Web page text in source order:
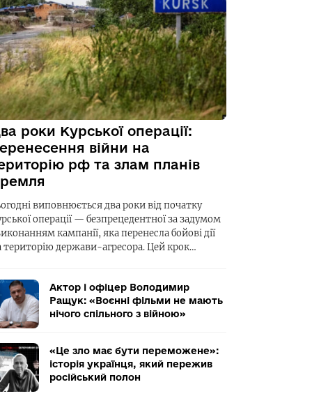
роки Курської операції:
війни на
рф та злам планів
виповнюється два роки від початку
операції — безпрецедентної за задумом
кампанії, яка перенесла бойові дії
територію держави-агресора. Цей крок…
Актор і офіцер Володимир
Ращук: «Воєнні фільми не мають
нічого спільного з війною»
«Це зло має бути переможене»:
історія українця, який пережив
російський полон